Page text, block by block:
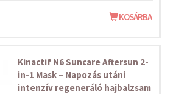
KOSÁRBA
Kinactif N6 Suncare Aftersun 2-
in-1 Mask – Napozás utáni
intenzív regeneráló hajbalzsam